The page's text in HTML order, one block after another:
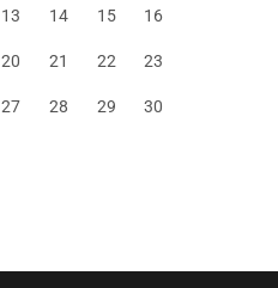
13 14 15 16
20 21 22 23
27 28 29 30